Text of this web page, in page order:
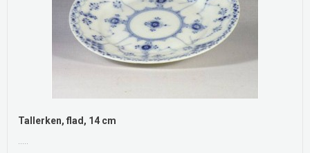
Tallerken, flad, 14 cm
.....